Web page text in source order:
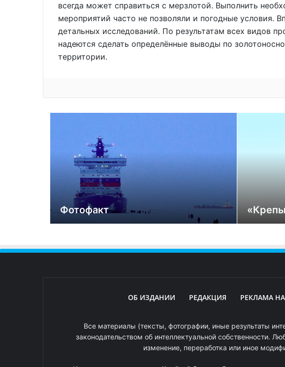
всегда может справиться с мерзлотой. Выполнить
мероприятий часто не позволяли и погодные условия.
детальных исследований. По результатам всех видов
надеются сделать определённые выводы по
территории.
Фотофакт
ОБ ИЗДАНИИ РЕДАКЦИЯ РЕКЛАМА
Все материалы (тексты, фотографии, иные результаты
законодательством об интеллектуальной собственности.
изменение, переработка или иное